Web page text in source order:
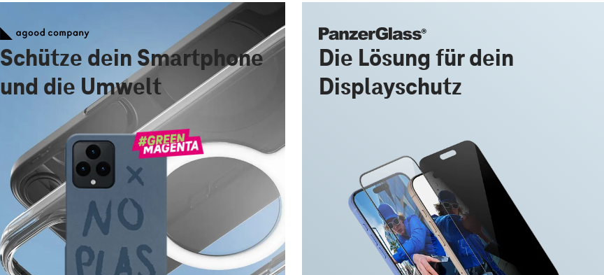
Schütze dein Smartphone
und die Umwelt
Die Lösung für dein
Displayschutz